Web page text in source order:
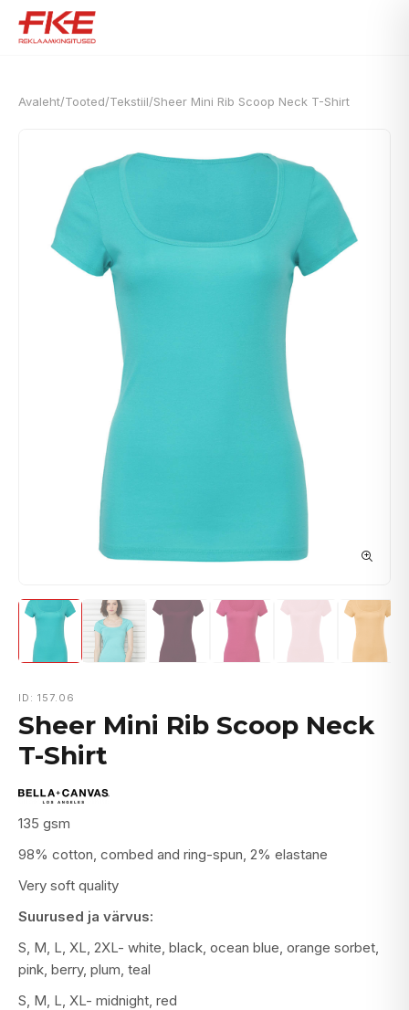
Avaleht/Tooted/Tekstiil/Sheer Mini Rib Scoop Neck T-Shirt
ID: 157.06
Sheer Mini Rib Scoop Neck
T-Shirt
135 gsm
98% cotton, combed and ring-spun, 2% elastane
Very soft quality
Suurused ja värvus:
S, M, L, XL, 2XL- white, black, ocean blue, orange sorbet,
pink, berry, plum, teal
S, M, L, XL- midnight, red